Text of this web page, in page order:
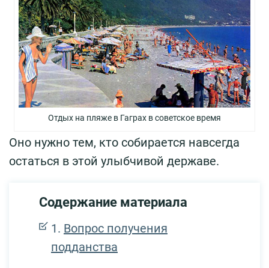
Отдых на пляже в Гаграх в советское время
Оно нужно тем, кто собирается навсегда
остаться в этой улыбчивой державе.
Содержание материала
Вопрос получения
подданства